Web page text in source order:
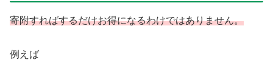
寄附すればするだけお得になるわけではありません。
例えば